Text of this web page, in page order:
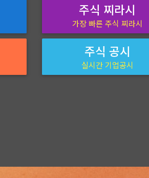
주식 찌라시
가장 빠른 주식 찌라시
주식 공시
실시간 기업공시